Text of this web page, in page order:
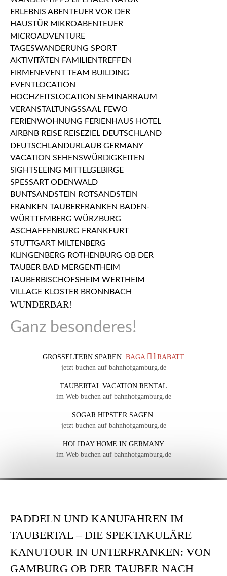
WUNDERBAR!
Ganz besonderes!
GROSSELTERN SPAREN: BAGA 1RABATT
jetzt buchen auf bahnhofgamburg.de
TAUBERTAL VACATION RENTAL
im Web buchen auf bahnhofgamburg.de
SOGAR HIPSTER SAGEN:
jetzt buchen auf bahnhofgamburg.de
HOLIDAY HOME IN GERMANY
im Web buchen auf bahnhofgamburg.de
PADDELN UND KANUFAHREN IM
TAUBERTAL – DIE SPEKTAKULÄRE
KANUTOUR IN UNTERFRANKEN: VON
GAMBURG OB DER TAUBER NACH